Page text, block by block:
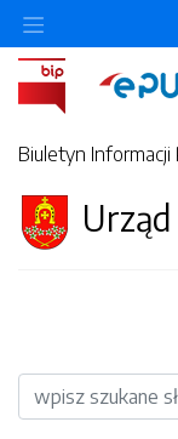
Biuletyn Informacji
Wyszukiwarka